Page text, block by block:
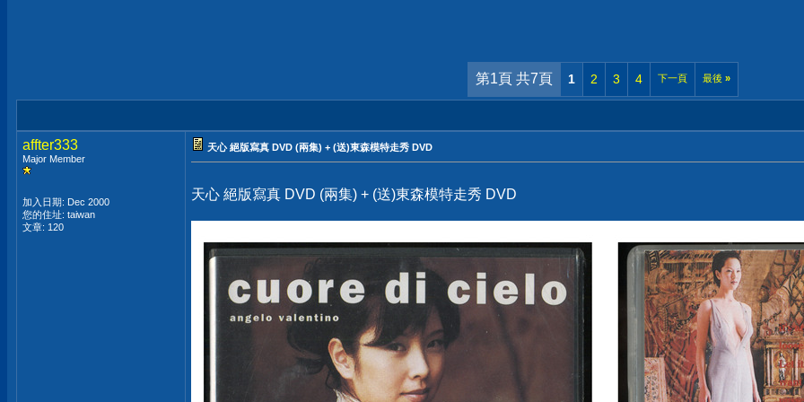
第1頁 共7頁 1 2 3 4 下一頁 最後 »
affter333
Major Member
加入日期: Dec 2000
您的住址: taiwan
文章: 120
天心 絕版寫真 DVD (兩集) + (送)東森模特走秀 DVD
天心 絕版寫真 DVD (兩集) + (送)東森模特走秀 DVD